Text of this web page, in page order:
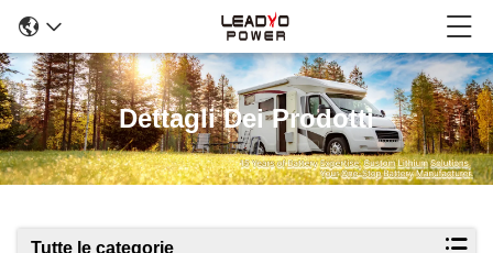
Dettagli Dei Prodotti
Tutte le categorie